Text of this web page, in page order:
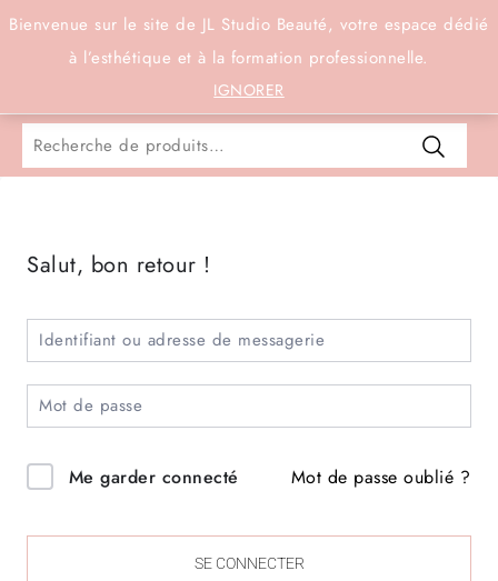
Bienvenue sur le site de JL Studio Beauté, votre espace dédié
à l’esthétique et à la formation professionnelle.
IGNORER
Connexion
Salut, bon retour !
Me garder connecté Mot de passe oublié ?
SE CONNECTER